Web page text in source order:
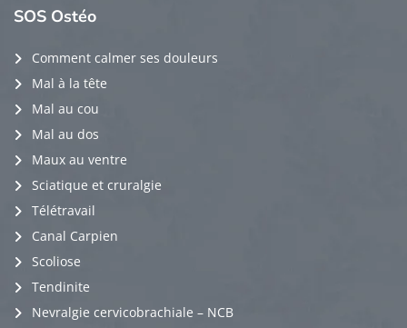
SOS Ostéo
Comment calmer ses douleurs
Mal à la tête
Mal au cou
Mal au dos
Maux au ventre
Sciatique et cruralgie
Télétravail
Canal Carpien
Scoliose
Tendinite
Nevralgie cervicobrachiale – NCB